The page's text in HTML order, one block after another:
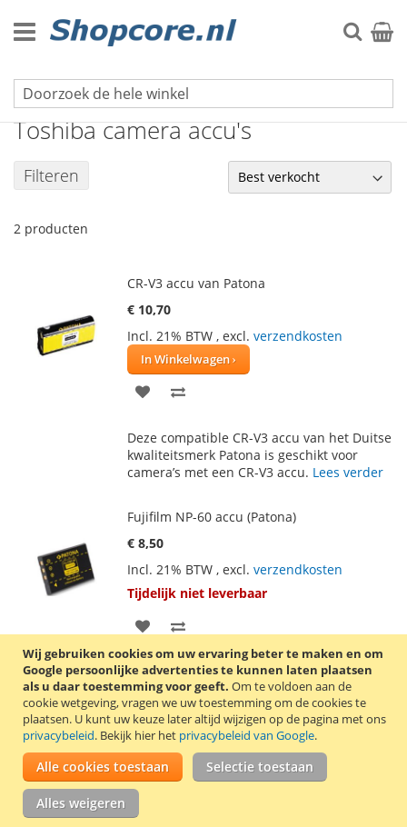
Wij gebruiken cookies om uw ervaring beter te maken en om
Google persoonlijke advertenties te kunnen laten plaatsen
als u daar toestemming voor geeft. Om te voldoen aan de
cookie wetgeving, vragen we uw toestemming om de cookies te
plaatsen. U kunt uw keuze later altijd wijzigen op de pagina met ons
privacybeleid. Bekijk hier het privacybeleid van Google.
Alle cookies toestaan Selectie toestaan
Alles weigeren
naar
de
Zoek
Foto- en videocamera accu's
Toshiba camera accu's
Filteren
2 producten
CR-V3 accu van Patona
€ 10,70
Incl. 21% BTW , excl. verzendkosten
In Winkelwagen
VOEG
AAN TE
Deze compatible CR-V3 accu van het Duitse
kwaliteitsmerk Patona is geschikt voor
camera’s met een CR-V3 accu. Lees verder
Fujifilm NP-60 accu (Patona)
€ 8,50
Incl. 21% BTW , excl. verzendkosten
Tijdelijk niet leverbaar
VOEG
TOE
AAN
VERLANGLIJST
OM
TE
VERGELIJKEN
Compatible Fujifilm NP-60 accu van het
Duitse kwaliteitsmerk Patona. Deze accu is
ook compatible met de accu’s Casio NP-30,
Kodak KLIC-5000, Panasonic CGA-S301 / VQ-
VBA12 / VW-VBA10, Pentax D-LI2, Ricoh DB-
40 / DB-43 en Toshiba PDR-BT3.Lees
verder